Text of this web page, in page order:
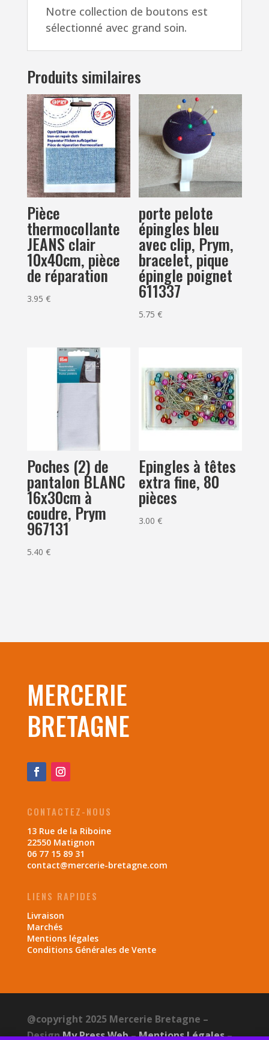
Notre collection de boutons est
sélectionné avec grand soin.
Produits similaires
Pièce
thermocollante
JEANS clair
10x40cm, pièce
de réparation
3.95 €
porte pelote
épingles bleu
avec clip, Prym,
bracelet, pique
épingle poignet
611337
5.75€
Poches (2) de
pantalon BLANC
16x30cm à
coudre, Prym
967131
5.40 €
Epingles à têtes
extra fine, 80
pièces
3.00€
MERCERIE
BRETAGNE
CONTACTEZ-NOUS
13 Rue de la Riboine
22550 Matignon
06 77 15 89 31
contact@mercerie-bretagne.com
LIENS RAPIDES
Livraison
Marchés
Mentions légales
Conditions Générales de Vente
@copyright 2025 Mercerie Bretagne –
DesignMy Press Web–Mentions Légales–